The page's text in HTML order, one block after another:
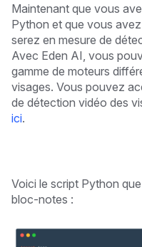
Maintenant que vous
Python et que vous
serez en mesure de
Avec Eden AI, vous
gamme de moteurs
visages. Vous pouvez
de détection vidéo des
ici.
Voici le script Python
bloc-notes :